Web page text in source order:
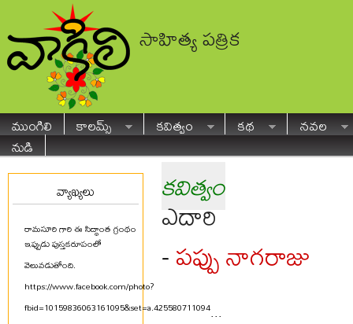
సాహిత్య పత్రిక
ముంగిలి కాలమ్స్ కవిత్వం కథ
నవల
నుడి
వ్యాఖ్యలు
రామసూరి గారి ఈ సిద్ధాంత గ్రంథం
ఇప్పుడు పుస్తకరూపంలో
వెలువడుతోంది.
https://www.facebook.com/photo?
fbid=10159836063161095&set=a.425580711094...
కవిత్వం
ఎదారి
-పప్పు నాగరాజు